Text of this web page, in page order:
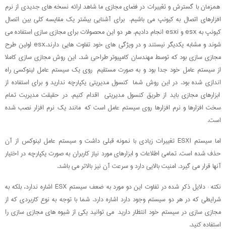
همزمان با گسترش و تغییرات در فضای مجازی ما شاهد ارائه نسخه های جدیدی از نرم
افزارهای اتصال به کیونپ می باشیم. برای آشنایی بیشتر یک مقایسه کلی بین اتصال
کیونپ به esx و esxi انجام دادیم. هر دو این محصولات برای مجازی سازی استفاده می
شوند و مشابه یکدیگر نیستند و در ویژگی های خود تفاوت هایی دارند.esx اولین طرح
مجازی سازی بود که توسط مهندسان کامپیوتر طراحی شد. این روش مجازی سازی کاملا
از سیستم عامل خود جدا بود و به صورت مستقیم روی یک سیستم عامل لینوکسی راه
اندازی شده بود. در این روش شما کنسول مدیریتی یکپارچه ندارید و برای استفاده از
ابزارهای مجازی باید از طریق کنسول مدیریتی اقدام کنیم. در حقیقت مدیریت تمام
سخت افزارها و نرم افزارها روی سیستم عامل است که مانند یک نرم افزار نصب شده
است.
اما سیستم ESXI تغییرات زیادی با نمونه قبلی داشت و سیستم عامل لینوکس از آن
حذف شده است. تمامی اطلاعات و ابزارهای مورد نیاز کاربران به صورت یکپارچه در اختیار
آنها قرار می گیرد. امنیت بالایی دارد و سرعت آن نیز بالاتر می باشد.
نکته : دلایل ذکر شده در تفاوت این دو مورد به ضعف سیستم ESX اشاره ندارد، بلکه به
شرایطی که در هر دو سیستم وجود دارد اشاره دارد. شما با توجه به نوع کاربردی که از
مجازی سازی در سیستم خود انتظار دارید می توانید یکی از شیوه های مجازی سازی را
استفاده کنید.